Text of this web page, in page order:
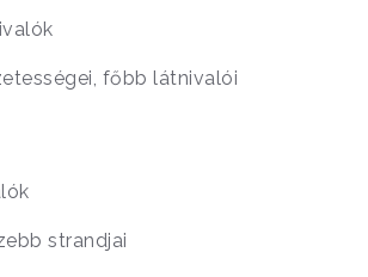
főbb látnivalói
strandjai